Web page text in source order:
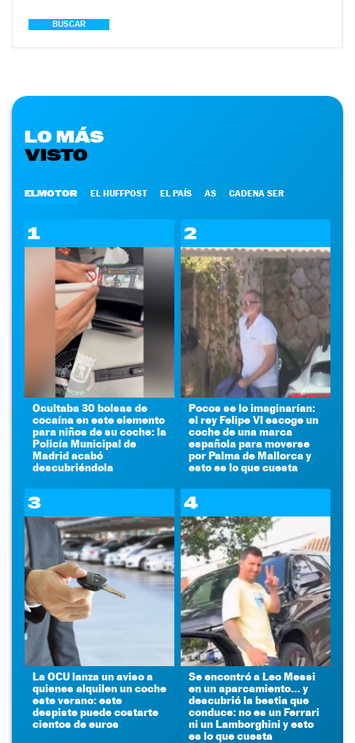
BUSCAR
LO MÁS
VISTO
ELMOTOR EL HUFFPOST EL PAÍS AS CADENA SER
1
Ocultaba 30 bolsas de
cocaína en este elemento
para niños de su coche: la
Policía Municipal de
Madrid acabó
descubriéndola
2
Pocos se lo imaginarían:
el rey Felipe VI escoge un
coche de una marca
española para moverse
por Palma de Mallorca y
esto es lo que cuesta
3
La OCU lanza un aviso a
quienes alquilen un coche
este verano: este
despiste puede costarte
cientos de euros
4
Se encontró a Leo Messi
en un aparcamiento... y
descubrió la bestia que
conduce: no es un Ferrari
ni un Lamborghini y esto
es lo que cuesta